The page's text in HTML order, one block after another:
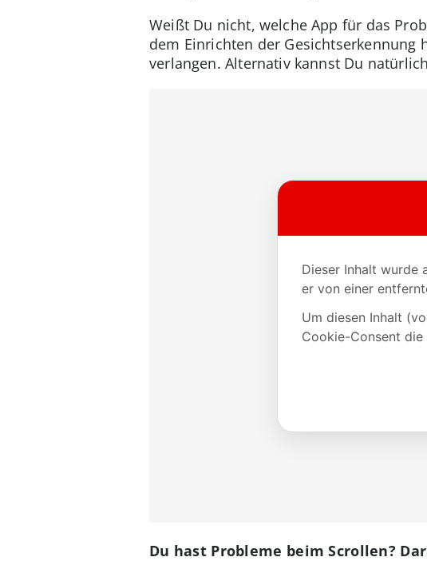
Weißt Du nicht, welche App für das
dem Einrichten der Gesichtserkennung
verlangen. Alternativ kannst Du
Du hast Probleme beim Scrollen?